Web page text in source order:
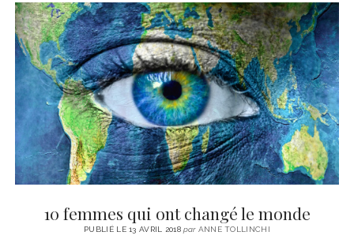
10 femmes qui ont changé le monde
PUBLIÉ LE 13 AVRIL 2018parANNE TOLLINCHI